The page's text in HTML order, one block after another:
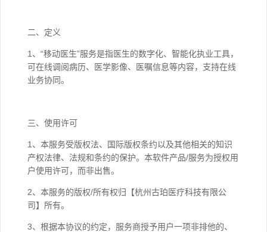
二、定义
1、“移动医生”服务是指医生的数字化、智能化执业工具，
可在线调阅病历、医学影像、医嘱信息等内容，支持在线
业务协同。
三、使用许可
1、本服务受版权法、国际版权条约以及其他相关的知识
产权法律、法规和条约的保护。本软件产品/服务为授权用
户使用许可，而非出售。
2、本服务的版权/所有权归【杭州古珀医疗科技有限公
司】所有。
3、根据本协议的约定，服务商授予用户一项非排他的、